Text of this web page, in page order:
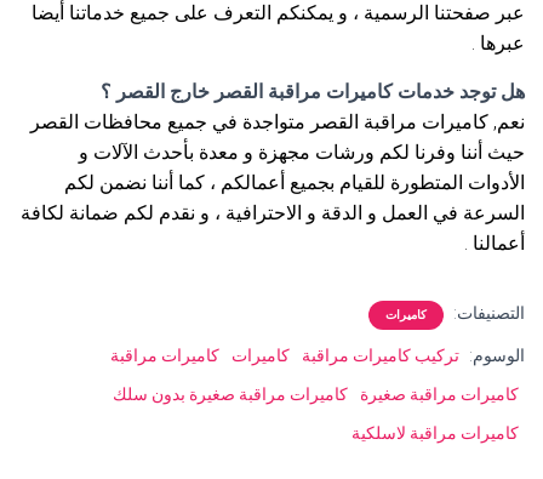
عبر صفحتنا الرسمية ، و يمكنكم التعرف على جميع خدماتنا أيضا
عبرها .
هل توجد خدمات كاميرات مراقبة القصر خارج القصر ؟
نعم, كاميرات مراقبة القصر متواجدة في جميع محافظات القصر
حيث أننا وفرنا لكم ورشات مجهزة و معدة بأحدث الآلات و
الأدوات المتطورة للقيام بجميع أعمالكم ، كما أننا نضمن لكم
السرعة في العمل و الدقة و الاحترافية ، و نقدم لكم ضمانة لكافة
أعمالنا .
التصنيفات: كاميرات
الوسوم: تركيب كاميرات مراقبة كاميرات
كاميرات مراقبة
كاميرات مراقبة صغيرة
كاميرات مراقبة صغيرة بدون سلك
كاميرات مراقبة لاسلكية